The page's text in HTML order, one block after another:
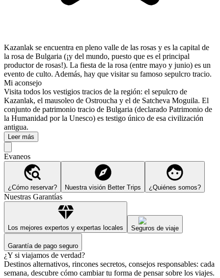
Kazanlak se encuentra en pleno valle de las rosas y es la capital de
la rosa de Bulgaria (¡y del mundo, puesto que es el principal
productor de rosas!). La fiesta de la rosa (entre mayo y junio) es un
evento de culto. Además, hay que visitar su famoso sepulcro tracio.
Mi aconsejo
Visita todos los vestigios tracios de la región: el sepulcro de
Kazanlak, el mausoleo de Ostroucha y el de Satcheva Moguila. El
conjunto de patrimonio tracio de Bulgaria (declarado Patrimonio de
la Humanidad por la Unesco) es testigo único de esa civilización
antigua.
Leer más
Evaneos
¿Cómo reservar? Nuestra visión Better Trips ¿Quiénes somos?
Nuestras Garantías
Los mejores expertos y expertas locales Seguros de viaje
Garantía de pago seguro
¿Y si viajamos de verdad?
Destinos alternativos, rincones secretos, consejos responsables: cada
semana, descubre cómo cambiar tu forma de pensar sobre los viajes.